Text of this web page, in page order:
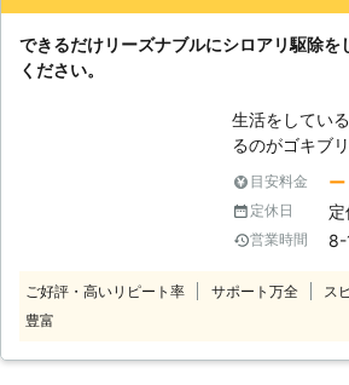
で、安心して
できるだけリーズナブルにシロアリ駆除を
ください。
生活をしてい
るのがゴキブ
リなどの害虫
その中でもシ
にくいうえに
のでかなり厄
駆除を行なっ
目安料金 ー
定休日
営業時間 8-
ご好評・高いリピート率 サポート万全 ス
豊富